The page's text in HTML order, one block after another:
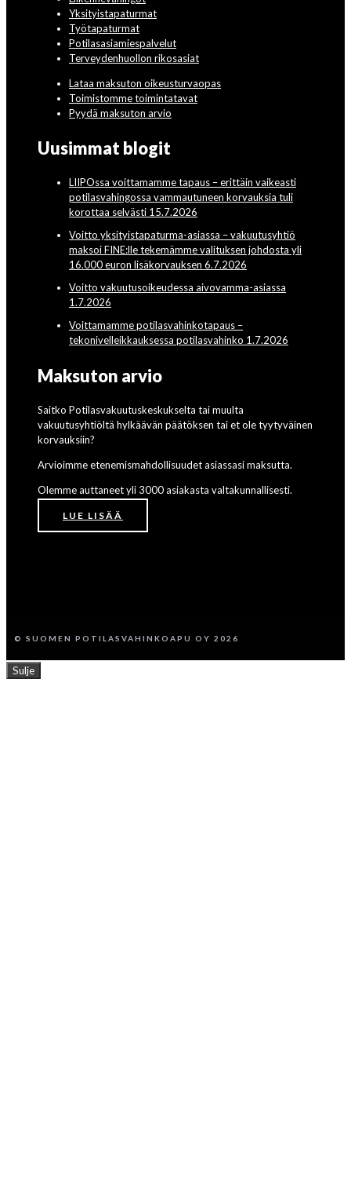
Yksityistapaturmat
Työtapaturmat
Potilasasiamiespalvelut
Terveydenhuollon rikosasiat
Lataa maksuton oikeusturvaopas
Toimistomme toimintatavat
Pyydä maksuton arvio
Uusimmat blogit
LIIPOssa voittamamme tapaus – erittäin vaikeasti
potilasvahingossa vammautuneen korvauksia tuli
korottaa selvästi 15.7.2026
Voitto yksityistapaturma-asiassa – vakuutusyhtiö
maksoi FINE:lle tekemämme valituksen johdosta yli
16.000 euron lisäkorvauksen 6.7.2026
Voitto vakuutusoikeudessa aivovamma-asiassa
1.7.2026
Voittamamme potilasvahinkotapaus –
tekonivelleikkauksessa potilasvahinko 1.7.2026
Maksuton arvio
Saitko Potilasvakuutuskeskukselta tai muulta
vakuutusyhtiöltä hylkäävän päätöksen tai et ole tyytyväinen
korvauksiin?
Arvioimme etenemismahdollisuudet asiassasi maksutta.
Olemme auttaneet yli 3000 asiakasta valtakunnallisesti.
LUE LISÄÄ
© SUOMEN POTILASVAHINKOAPU OY 2026
Sulje